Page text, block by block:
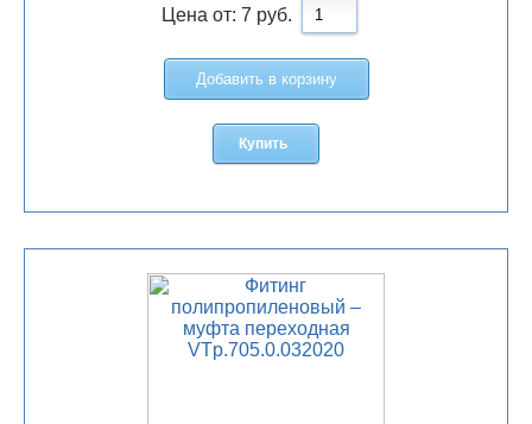
Цена от:7 руб.
Добавить в корзину
Купить